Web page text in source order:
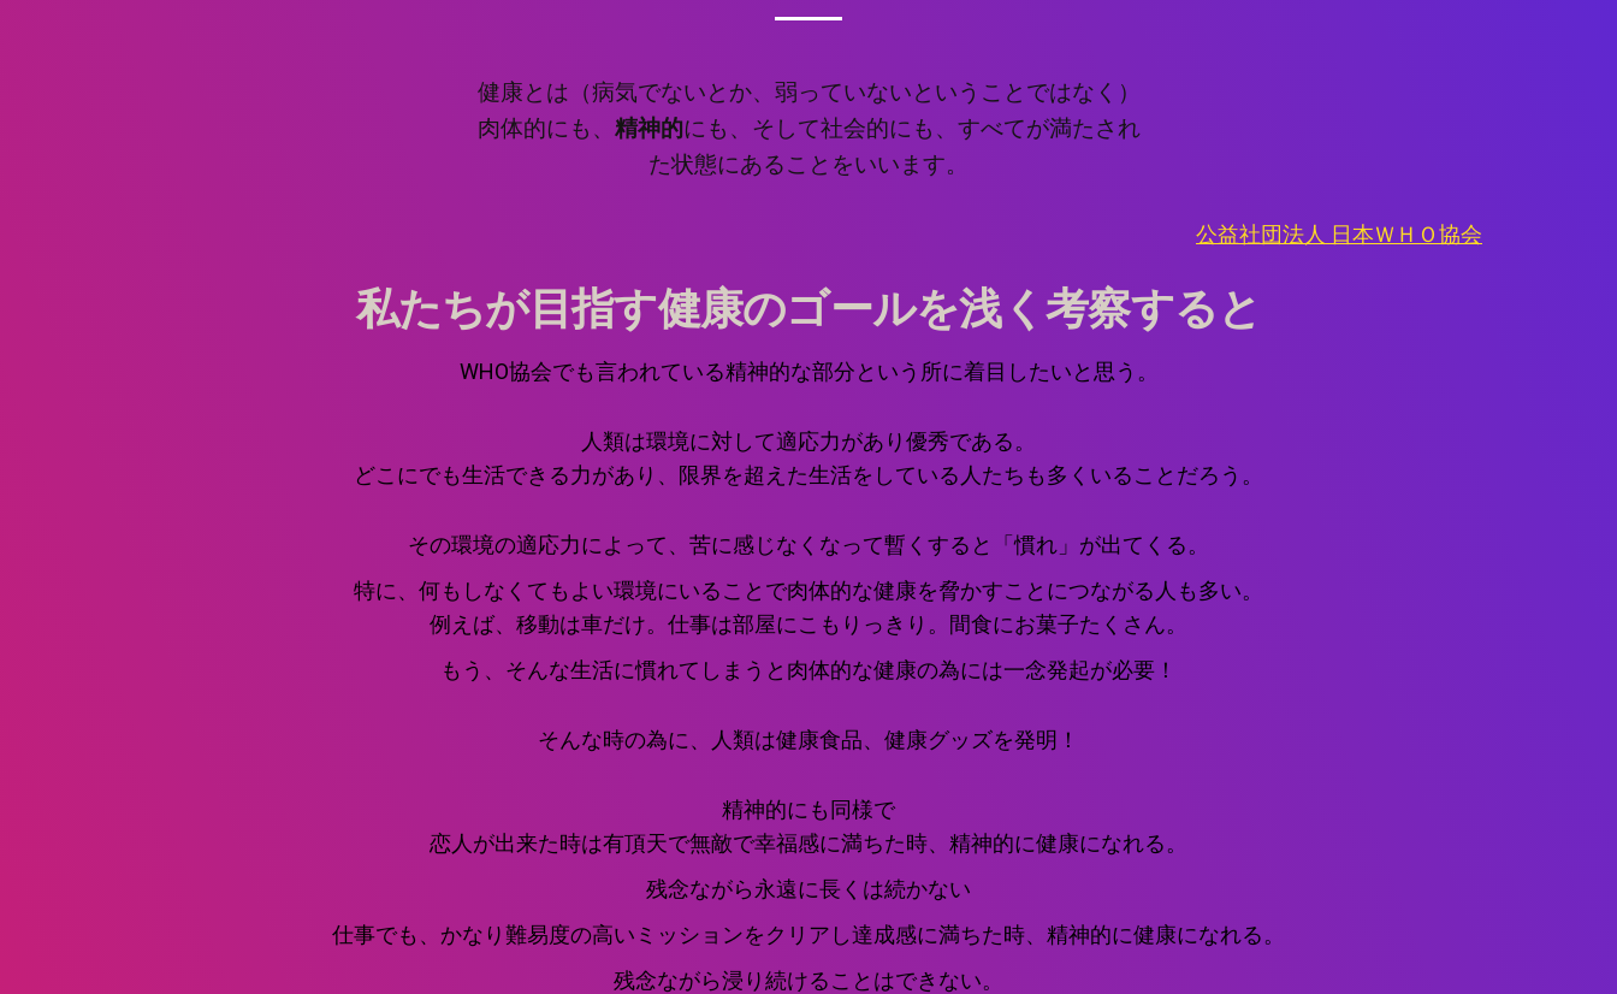
健康とは（病気でないとか、弱っていないということではなく）
肉体的にも、 精神的にも、そして社会的にも、すべてが満たされ
た状態にあることをいいます。
公益社団法人 日本ＷＨＯ協会
私たちが目指す健康のゴールを浅く考察すると
WHO協会でも言われている精神的な部分という所に着目したいと思う。
人類は環境に対して適応力があり優秀である。
どこにでも生活できる力があり、限界を超えた生活をしている人たちも多くいることだろう。
その環境の適応力によって、苦に感じなくなって暫くすると「慣れ」が出てくる。
特に、何もしなくてもよい環境にいることで肉体的な健康を脅かすことにつながる人も多い。
例えば、移動は車だけ。仕事は部屋にこもりっきり。間食にお菓子たくさん。
もう、そんな生活に慣れてしまうと肉体的な健康の為には一念発起が必要！
そんな時の為に、人類は健康食品、健康グッズを発明！
精神的にも同様で
恋人が出来た時は有頂天で無敵で幸福感に満ちた時、精神的に健康になれる。
残念ながら永遠に長くは続かない
仕事でも、かなり難易度の高いミッションをクリアし達成感に満ちた時、精神的に健康になれる。
残念ながら浸り続けることはできない。